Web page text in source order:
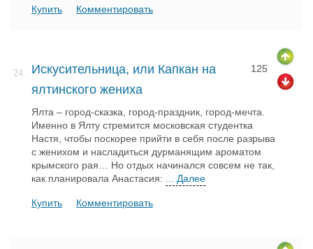
Купить Комментировать
24.
Искусительница, или Капкан на
ялтинского жениха
125
Ялта – город-сказка, город-праздник, город-мечта.
Именно в Ялту стремится московская студентка
Настя, чтобы поскорее прийти в себя после разрыва
с женихом и насладиться дурманящим ароматом
крымского рая… Но отдых начинался совсем не так,
как планировала Анастасия:
... Далее
Купить Комментировать